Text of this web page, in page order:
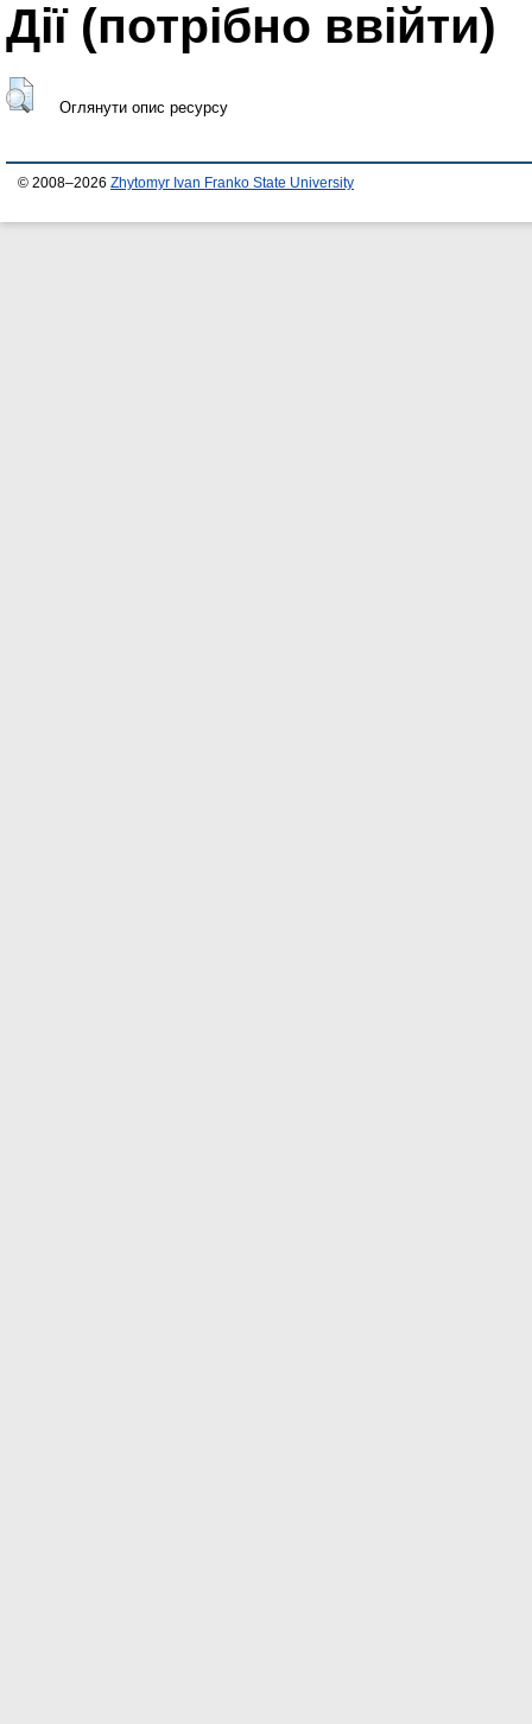
Дії ​​(потрібно ввійти)
Оглянути опис ресурсу
© 2008–2026 Zhytomyr Ivan Franko State University